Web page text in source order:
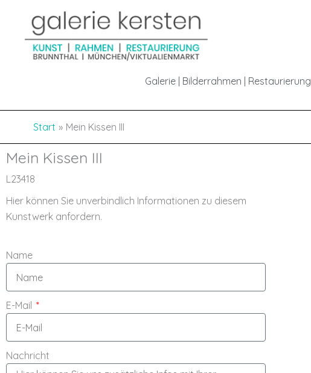
springen
springen
Galerie | Bilderrahmen | Restaurierung
Start Mein Kissen III
Mein Kissen III
L23418
Hier können Sie unverbindlich Informationen zu diesem
Kunstwerk anfordern.
Name
E-Mail
Nachricht